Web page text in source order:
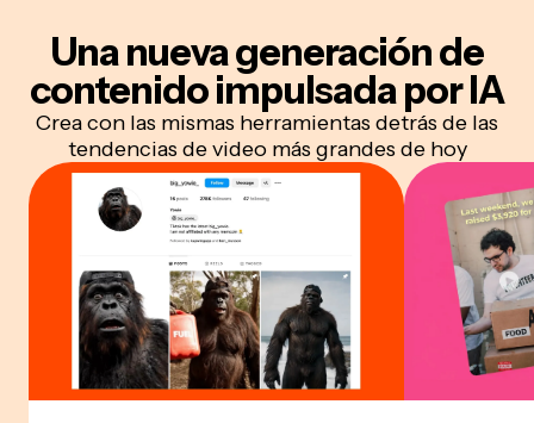
Una nueva generación de
contenidoimpulsada por IA
Crea con las mismas herramientas detrás de las
tendencias de video más grandes de hoy